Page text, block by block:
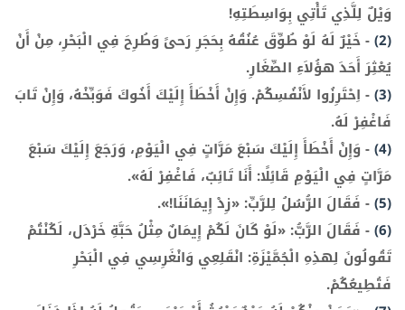
وَيْلٌ لِلَّذِي تَأْتِي بِوَاسِطَتِهِ!
(2)
-خَيْرٌ لَهُ لَوْ طُوِّقَ عُنُقُهُ بِحَجَرِ رَحىً وَطُرِحَ فِي الْبَحْرِ، مِنْ أَنْ
يُعْثِرَ أَحَدَ هؤُلاَءِ الصِّغَارِ.
(3)
- اِحْتَرِزُوا لأَنْفُسِكُمْ. وَإِنْ أَخْطَأَ إِلَيْكَ أَخُوكَ فَوَبِّخْهُ، وَإِنْ تَابَ
فَاغْفِرْ لَهُ.
(4)
- وَإِنْ أَخْطَأَ إِلَيْكَ سَبْعَ مَرَّاتٍ فِي الْيَوْمِ، وَرَجَعَ إِلَيْكَ سَبْعَ
مَرَّاتٍ فِي الْيَوْمِ قَائِلًا: أَنَا تَائِبٌ، فَاغْفِرْ لَهُ».
(5)
- فَقَالَ الرُّسُلُ لِلرَّبِّ: «زِدْ إِيمَانَنَا!».
(6)
- فَقَالَ الرَّبُّ: «لَوْ كَانَ لَكُمْ إِيمَانٌ مِثْلُ حَبَّةِ خَرْدَل، لَكُنْتُمْ
تَقُولُونَ لِهذِهِ الْجُمَّيْزَةِ: انْقَلِعِي وَانْغَرِسِي فِي الْبَحْرِ
فَتُطِيعُكُمْ.